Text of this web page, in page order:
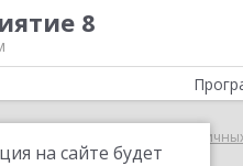
8
на сайте будет
1С:Распознавание